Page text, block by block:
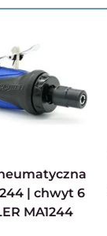
| chwyt 6
MA1244